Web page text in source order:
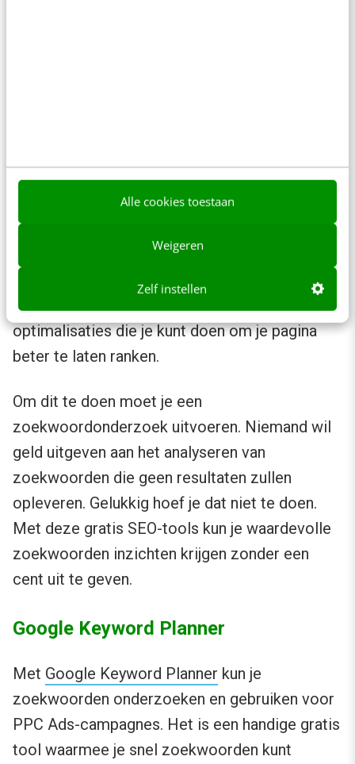
Alle cookies toestaan
Weigeren
Zelf instellen
Na een on-page SEO-analyse wil je weten hoe
de doelgroep zoekt naar je producten of
diensten. Zoekwoordonderzoektools (keyword
research tools) kunnen je helpen bij het
analyseren van zoekwoordmogelijkheden en -
optimalisaties die je kunt doen om je pagina
beter te laten ranken.
Om dit te doen moet je een
zoekwoordonderzoek uitvoeren. Niemand wil
geld uitgeven aan het analyseren van
zoekwoorden die geen resultaten zullen
opleveren. Gelukkig hoef je dat niet te doen.
Met deze gratis SEO-tools kun je waardevolle
zoekwoorden inzichten krijgen zonder een
cent uit te geven.
Google Keyword Planner
Met Google Keyword Planner kun je
zoekwoorden onderzoeken en gebruiken voor
PPC Ads-campagnes. Het is een handige gratis
tool waarmee je snel zoekwoorden kunt